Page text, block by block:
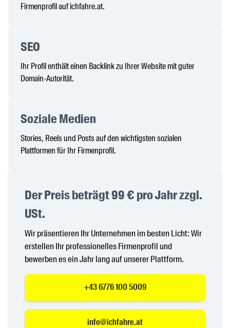
Firmenprofil auf ichfahre.at.
SEO
Ihr Profil enthält einen Backlink zu Ihrer Website mit guter
Domain-Autorität.
Soziale Medien
Stories, Reels und Posts auf den wichtigsten sozialen
Plattformen für Ihr Firmenprofil.
Der Preis beträgt 99 € pro Jahr zzgl.
USt.
Wir präsentieren Ihr Unternehmen im besten Licht: Wir
erstellen Ihr professionelles Firmenprofil und
bewerben es ein Jahr lang auf unserer Plattform.
+43 6776 100 5009
info@ichfahre.at